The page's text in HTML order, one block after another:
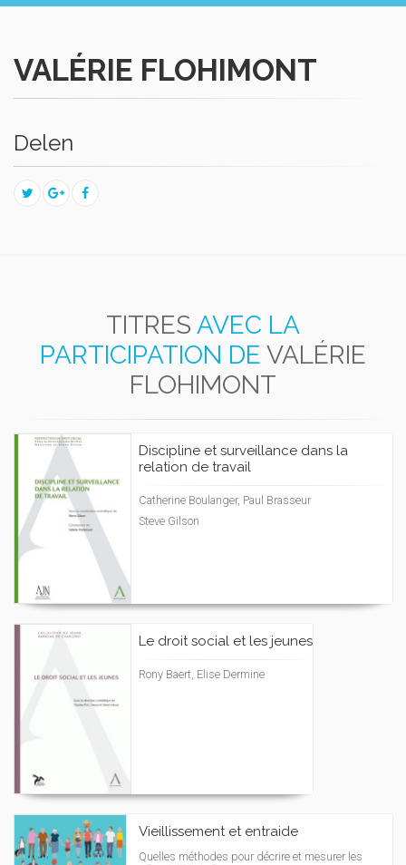
VALÉRIE FLOHIMONT
Delen
TITRES AVEC LA
PARTICIPATION DE VALÉRIE
FLOHIMONT
Discipline et surveillance dans la
relation de travail
Catherine Boulanger, Paul Brasseur
Steve Gilson
Le droit social et les jeunes
Rony Baert, Elise Dermine
Vieillissement et entraide
Quelles méthodes pour décrire et mesurer les